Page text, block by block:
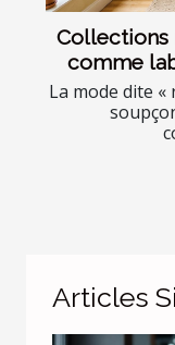
Collections
comme
La mode dite «
Articles